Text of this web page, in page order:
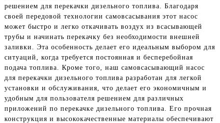
решением для перекачки дизельного топлива. Благодаря
своей передовой технологии самовсасывания этот насос
может быстро и легко откачивать воздух из всасывающей
трубы и начинать перекачку без необходимости внешней
заливки. Эта особенность делает его идеальным выбором для
ситуаций, когда требуется постоянная и бесперебойная
подача топлива. Кроме того, наш самовсасывающий насос
для перекачки дизельного топлива разработан для легкой
установки и обслуживания, что делает его экономичным и
удобным для пользователя решением для различных
приложений по перекачке дизельного топлива. Его прочная
конструкция и высококачественные материалы обеспечивают